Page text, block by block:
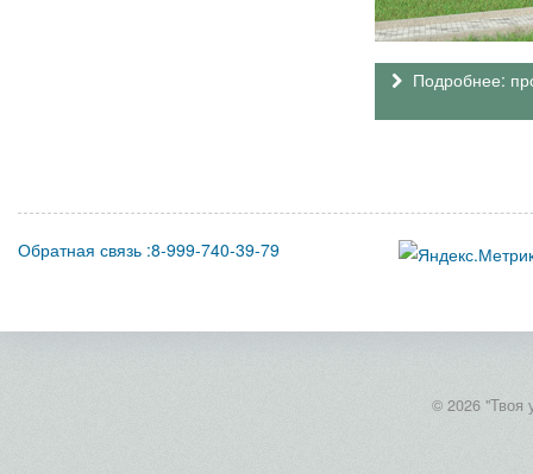
Подробнее:
Обратная связь :8-999-740-39-79
© 2026 "Твоя